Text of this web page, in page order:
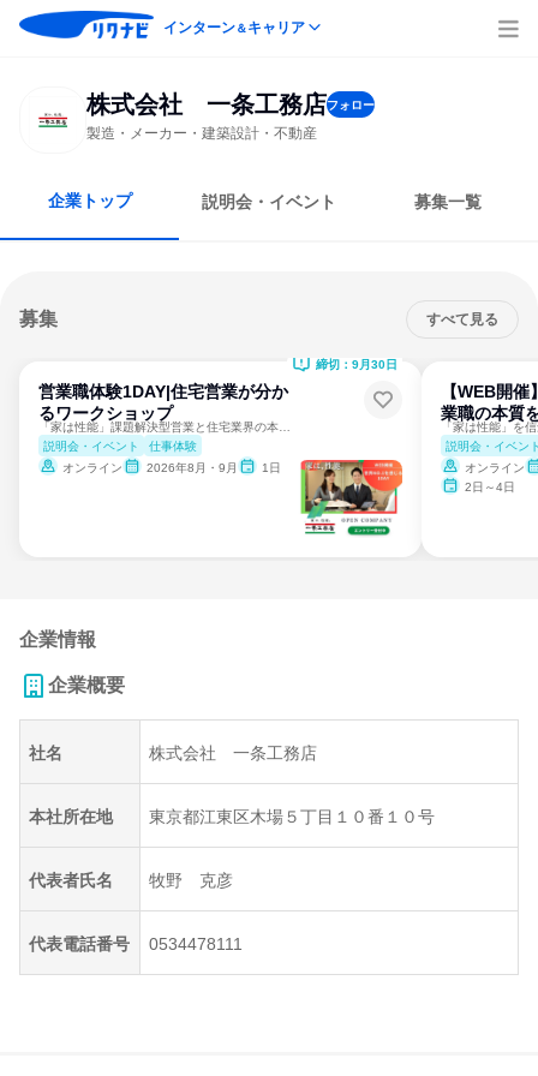
インターン＆キャリア
株式会社 一条工務店フォロー
製造・メーカー・建築設計・不動産
企業トップ 説明会・イベント 募集一覧
募集 すべて見る
営業職体験1DAY|住宅営業が分か
るワークショップ
説明会・イベント
仕事体験
オンライン
2026年8月・9月 1日
締切：9月30日
【WEB開
業職の本質
説明会・イベン
オンライン
2日～4日
企業情報
企業概要
社名 株式会社 一条工務店
本社所在地 東京都江東区木場５丁目１０番１０号
代表者氏名 牧野 克彦
代表電話番号 0534478111